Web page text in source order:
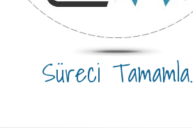
Süreci Tamamla.